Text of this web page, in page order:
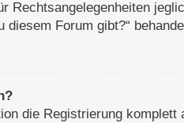
Rechtsangelegenheiten
Forum gibt?“
die Registrierung